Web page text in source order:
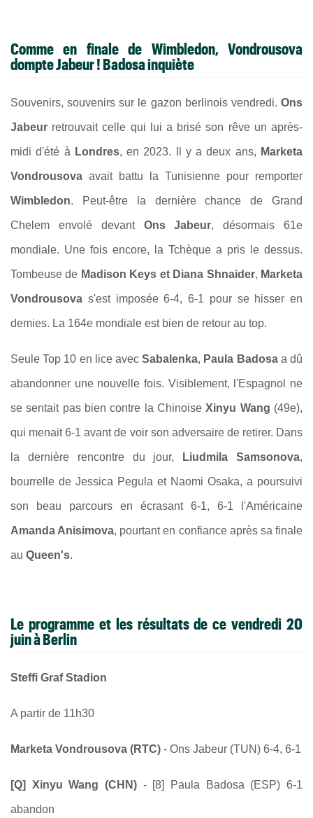
Comme en finale de Wimbledon, Vondrousova
dompte Jabeur ! Badosa inquiète
Souvenirs, souvenirs sur le gazon berlinois vendredi. Ons
Jabeur retrouvait celle qui lui a brisé son rêve un après-
midi d'été à Londres, en 2023. Il y a deux ans, Marketa
Vondrousova avait battu la Tunisienne pour remporter
Wimbledon. Peut-être la dernière chance de Grand
Chelem envolé devant Ons Jabeur, désormais 61e
mondiale. Une fois encore, la Tchèque a pris le dessus.
Tombeuse de Madison Keys et Diana Shnaider, Marketa
Vondrousova s'est imposée 6-4, 6-1 pour se hisser en
demies. La 164e mondiale est bien de retour au top.
Seule Top 10 en lice avecSabalenka, Paula Badosa a dû
abandonner une nouvelle fois. Visiblement, l'Espagnol ne
se sentait pas bien contre la ChinoiseXinyu Wang (49e),
qui menait 6-1 avant de voir son adversaire de retirer. Dans
la dernière rencontre du jour, Liudmila Samsonova,
bourrelle de Jessica Pegula et Naomi Osaka, a poursuivi
son beau parcours en écrasant 6-1, 6-1 l'Américaine
Amanda Anisimova, pourtant en confiance après sa finale
au Queen's.
Le programme et les résultats de ce vendredi 20
juin à Berlin
Steffi Graf Stadion
A partir de 11h30
Marketa Vondrousova (RTC) - Ons Jabeur (TUN) 6-4, 6-1
[Q] Xinyu Wang (CHN) - [8] Paula Badosa (ESP) 6-1
abandon